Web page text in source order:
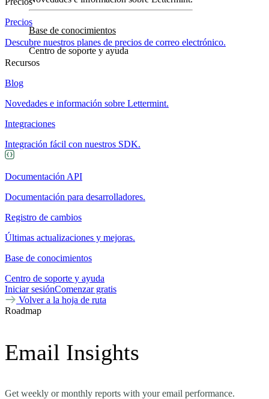
Base de conocimientos
Centro de soporte y ayuda
Precios
Descubre nuestros planes de precios de correo electrónico.
Recursos
Blog
Novedades e información sobre Lettermint.
Integraciones
Integración fácil con nuestros SDK.
Documentación API
Documentación para desarrolladores.
Registro de cambios
Últimas actualizaciones y mejoras.
Base de conocimientos
Centro de soporte y ayuda
Iniciar sesiónComenzar gratis
Volver a la hoja de ruta
Roadmap
Email Insights
Get weekly or monthly reports with your email performance.